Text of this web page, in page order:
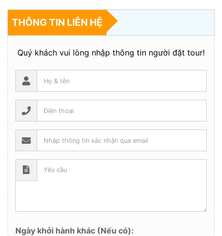
THÔNG TIN LIÊN HỆ
Quý khách vui lòng nhập thông tin người đặt tour!
Ngày khởi hành khác (Nếu có):